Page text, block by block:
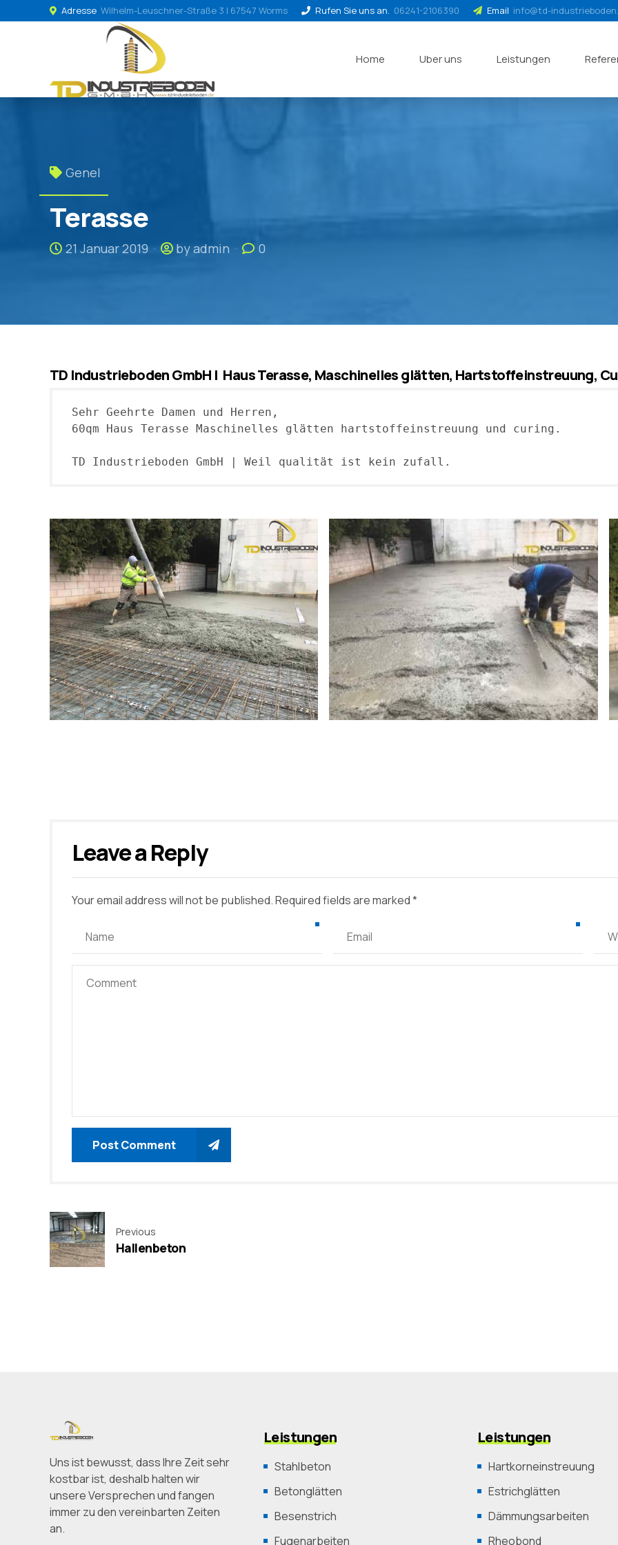
Adresse Wilhelm-Leuschner-Straße 3 | 67547 Worms Rufen Sie uns an. 06241-2106390 Email info@td-
Home Uber uns Leistungen
Genel
Terasse
21 Januar 2019 by admin 0
TD Industrieboden GmbH | Haus Terasse, Maschinelles glätten, Hartstoffeinstreuung,
Sehr Geehrte Damen und Herren,
60qm Haus Terasse Maschinelles glätten hartstoffeinstreuung und curing.
TD Industrieboden GmbH | Weil qualität ist kein zufall.
Leave a Reply
Your email address will not be published. Required fields are marked *
Post Comment
Previous
Hallenbeton
Uns ist bewusst, dass Ihre Zeit sehr
kostbar ist, deshalb halten wir
unsere Versprechen und fangen
immer zu den vereinbarten Zeiten
an.
Leistungen
Stahlbeton
Betonglätten
Besenstrich
Fugenarbeiten
Leistungen
Hartkorneinstreuung
Estrichglätten
Dämmungsarbeiten
Rheobond